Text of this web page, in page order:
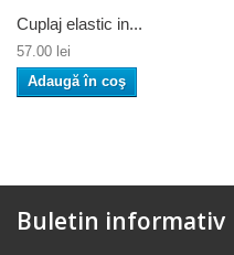
Cuplaj elastic in...
57.00 lei
Adaugă în coş
Buletin informativ